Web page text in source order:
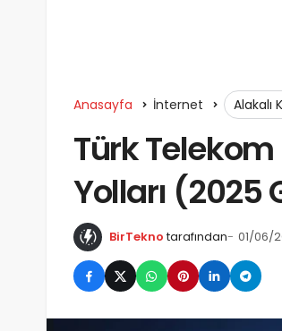
Anasayfa İnternet Alakalı
Türk
Yolları (2025
BirTekno tarafından 01/06/